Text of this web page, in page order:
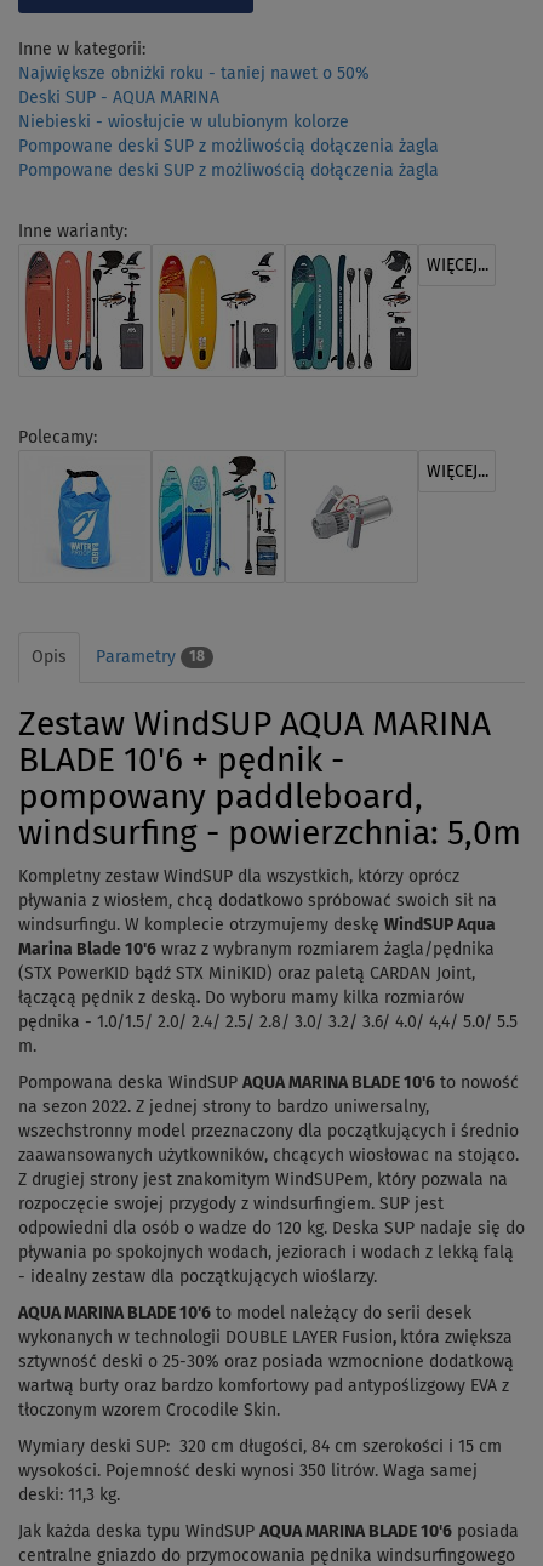
Inne w kategorii:
Największe obniżki roku - taniej nawet o 50%
Deski SUP - AQUA MARINA
Niebieski - wiosłujcie w ulubionym kolorze
Pompowane deski SUP z możliwością dołączenia żagla
Pompowane deski SUP z możliwością dołączenia żagla
Inne warianty:
WIĘCEJ...
Polecamy:
WIĘCEJ...
Opis Parametry 18
Zestaw WindSUP AQUA MARINA
BLADE 10'6 + pędnik -
pompowany paddleboard,
windsurfing - powierzchnia: 5,0m
Kompletny zestaw WindSUP dla wszystkich, którzy oprócz
pływania z wiosłem, chcą dodatkowo spróbować swoich sił na
windsurfingu. W komplecie otrzymujemy deskę WindSUP Aqua
Marina Blade 10'6 wraz z wybranym rozmiarem żagla/pędnika
(STX PowerKID bądź STX MiniKID) oraz paletą CARDAN Joint,
łączącą pędnik z deską. Do wyboru mamy kilka rozmiarów
pędnika - 1.0/1.5/ 2.0/ 2.4/ 2.5/ 2.8/ 3.0/ 3.2/ 3.6/ 4.0/ 4,4/ 5.0/ 5.5
m.
Pompowana deska WindSUP AQUA MARINA BLADE 10'6 to nowość
na sezon 2022. Z jednej strony to bardzo uniwersalny,
wszechstronny model przeznaczony dla początkujących i średnio
zaawansowanych użytkowników, chcących wiosłowac na stojąco.
Z drugiej strony jest znakomitym WindSUPem, który pozwala na
rozpoczęcie swojej przygody z windsurfingiem. SUP jest
odpowiedni dla osób o wadze do 120 kg. Deska SUP nadaje się do
pływania po spokojnych wodach, jeziorach i wodach z lekką falą
- idealny zestaw dla początkujących wioślarzy.
AQUA MARINA BLADE 10'6 to model należący do serii desek
wykonanych w technologii DOUBLE LAYER Fusion, która zwiększa
sztywność deski o 25-30% oraz posiada wzmocnione dodatkową
wartwą burty oraz bardzo komfortowy pad antypoślizgowy EVA z
tłoczonym wzorem Crocodile Skin.
Wymiary deski SUP: 320 cm długości, 84 cm szerokości i 15 cm
wysokości. Pojemność deski wynosi 350 litrów. Waga samej
deski: 11,3 kg.
Jak każda deska typu WindSUP AQUA MARINA BLADE 10'6 posiada
centralne gniazdo do przymocowania pędnika windsurfingowego